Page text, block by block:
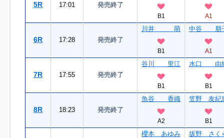
5R 17:01 発売終了
B1 A1
6R 17:28 発売終了
川井 萌
B1
中谷 朋
A1
7R 17:55 発売終了
谷川 里江
B1
水口 由
B1
8R 18:23 発売終了
魚谷 香織
A2
笠野 友紀
B1
櫻本 あゆみ 坂野 さく